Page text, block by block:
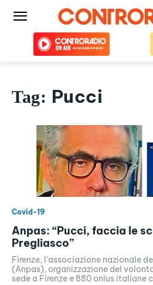
Tag: Pucci
Covid-19
Anpas: “Pucci, faccia le
Pregliasco”
Firenze, l'associazione nazionale
(Anpas), organizzazione del
sede a Firenze e 880 onlus italiane